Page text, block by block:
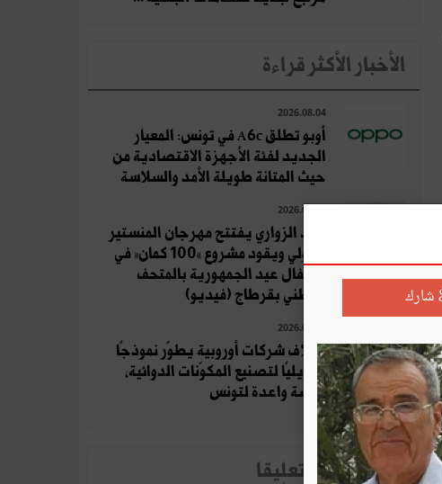
الأخبار الأكثر قراءة
2026.08.04
أوبو تطلق A6c في تونس: المعيار
الجديد لفئة الأجهزة الاقتصادية من
حيث المتانة طويلة الأمد والسلاسة
2026.07.19
زياد الزواري يفتتح مهرجان المنستير
الدولي ويقود مشروع «100 كمان» في
احتفال عيد الجمهورية بالمتحف
الوطني بقرطاج (فيديو)
2026.08.06
ائتلاف شركات أوروبية يطوّر نموذجًا
تحويليًا لتصنيع المكوّنات الدوائية،
فرصة واعدة لتونس
الأخبار الأكثر تعلِيقا
شارك